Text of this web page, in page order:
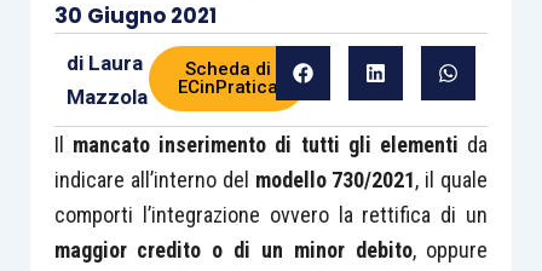
30 Giugno 2021
di Laura
Mazzola
Scheda di
ECinPratica
Il mancato inserimento di tutti gli elementi da
indicare all’interno del modello 730/2021, il quale
comporti l’integrazione ovvero la rettifica di un
maggior credito o di un minor debito, oppure